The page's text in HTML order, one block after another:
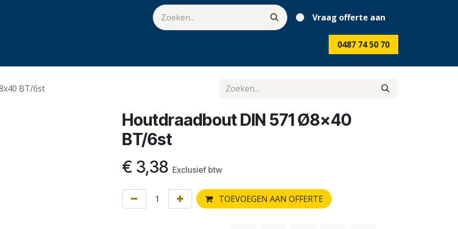
Vraag offerte aan
0487 74 50 70
BT/6st
Houtdraadbout DIN 571 Ø8x40
BT/6st
€ 3,38 Exclusief btw
TOEVOEGEN AAN OFFERTE